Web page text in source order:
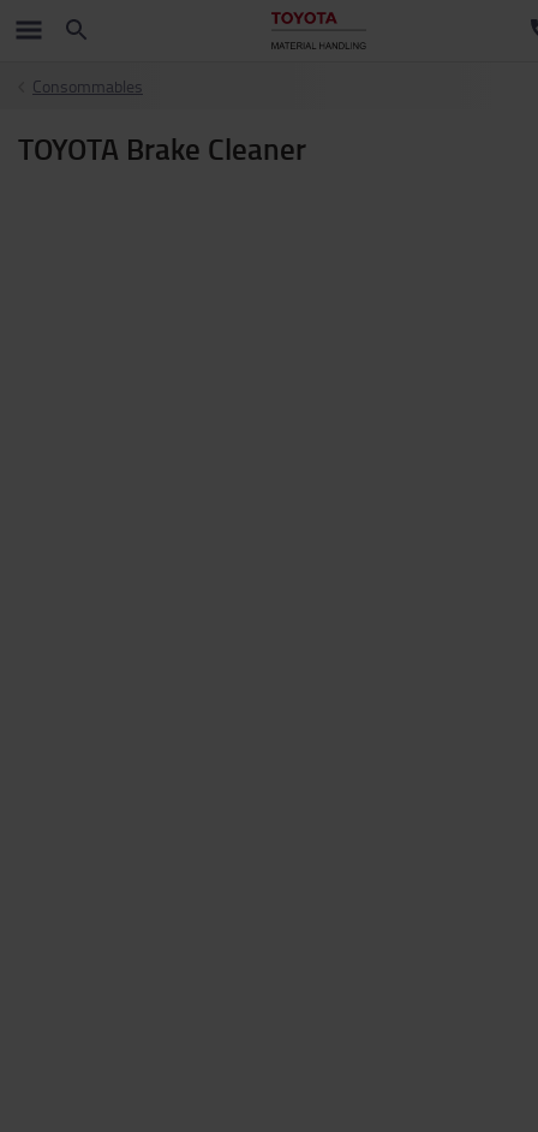
Consommables
TOYOTA Brake Cleaner